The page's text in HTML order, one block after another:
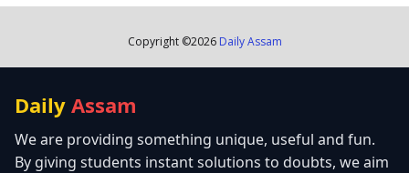
Copyright ©2026 Daily Assam
Daily Assam
We are providing something unique, useful and fun.
By giving students instant solutions to doubts, we aim